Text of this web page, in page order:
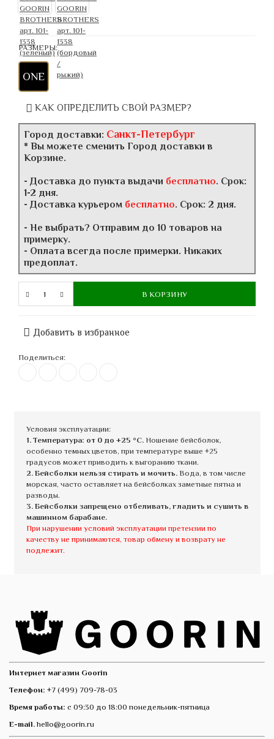
РАЗМЕРЫ:
ONE
КАК ОПРЕДЕЛИТЬ СВОЙ РАЗМЕР?
Город доставки: Санкт-Петербург
* Вы можете сменить Город доставки в
Корзине.
- Доставка до пункта выдачи бесплатно. Срок:
1-2 дня.
- Доставка курьером бесплатно. Срок: 2 дня.
- Не выбрать? Отправим до 10 товаров на
примерку.
- Оплата всегда после примерки. Никаких
предоплат.
В КОРЗИНУ
Добавить в избранное
Поделиться:
Условия эксплуатации:
1. Температура: от 0 до +25 °C.Ношение бейсболок,
особенно темных цветов, при температуре выше +25
градусов может приводить к выгоранию ткани.
2. Бейсболки нельзя стирать и мочить.Вода, в том числе
морская, часто оставляет на бейсболках заметные пятна и
разводы.
3. Бейсболки запрещено отбеливать, гладить и сушить в
машинном барабане.
При нарушении условий эксплуатации претензии по
качеству не принимаются, товар обмену и возврату не
подлежит.
Интернет магазин Goorin
Телефон: +7 (499) 709-78-03
Время работы: с 09:30 до 18:00 понедельник-пятница
E-mail. hello@goorin.ru